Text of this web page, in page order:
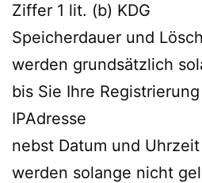
Ziffer 1 lit. (b) KDG
Speicherdauer und
werden grundsätzlich
bis Sie Ihre
IPAdresse
nebst Datum und
werden solange nicht